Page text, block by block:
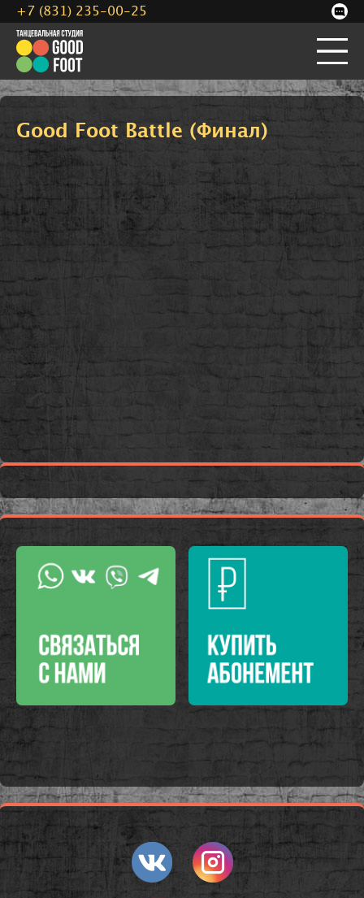
Good Foot Battle (Финал)
+7 (831) 235-00-25